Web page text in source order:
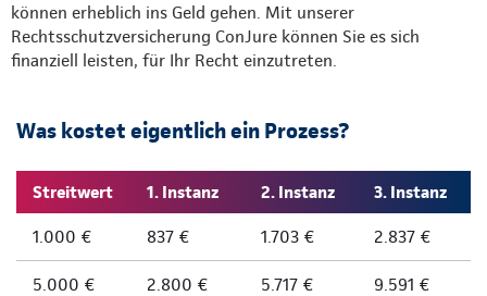
können erheblich ins Geld gehen. Mit unserer
Rechtsschutzversicherung ConJure können Sie es sich
finanziell leisten, für Ihr Recht einzutreten.
Was kostet eigentlich ein Prozess?
Streitwert 1. Instanz 2. Instanz 3. Instanz
1.000 € 837 € 1.703 € 2.837 €
5.000 € 2.800 € 5.717 € 9.591 €